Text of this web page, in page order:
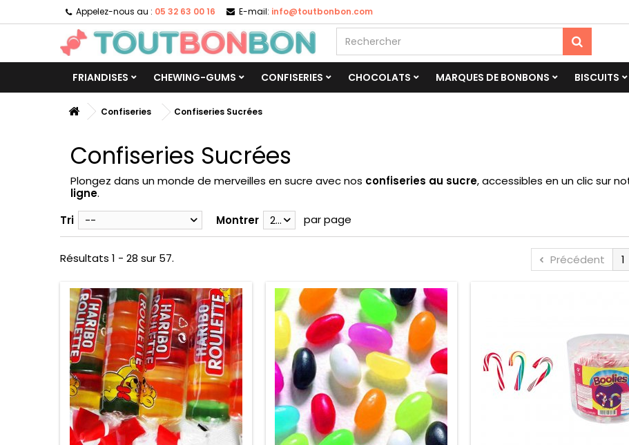
Appelez-nous au : 05 32 63 00 16 E-mail: info@toutbonbon.com
FRIANDISES CHEWING-GUMS CONFISERIES CHOCOLATS MARQUES DE BONBONS BISCUITS
Confiseries Confiseries Sucrées
Confiseries Sucrées
Plongez dans un monde de merveilles en sucre avec nos confiseries au sucre, accessibles en un clic sur
ligne.
Tri
-- Montrer 28 par page
Précédent 1
Résultats 1 - 28 sur 57.